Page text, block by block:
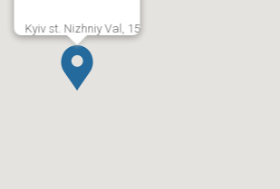
Kyiv st. Nizhniy Val, 15